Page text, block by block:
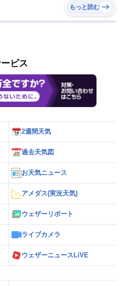
もっと読む
ビス
2週間天気
過去天気図
お天気ニュース
アメダス(実況天気)
ウェザーリポート
ライブカメラ
ウェザーニュースLiVE